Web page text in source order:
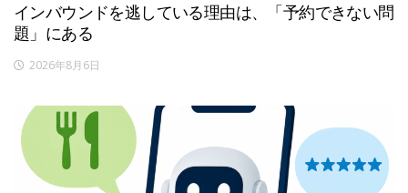
インバウンドを逃している理由は、「予約できない問
題」にある
2026年8月6日